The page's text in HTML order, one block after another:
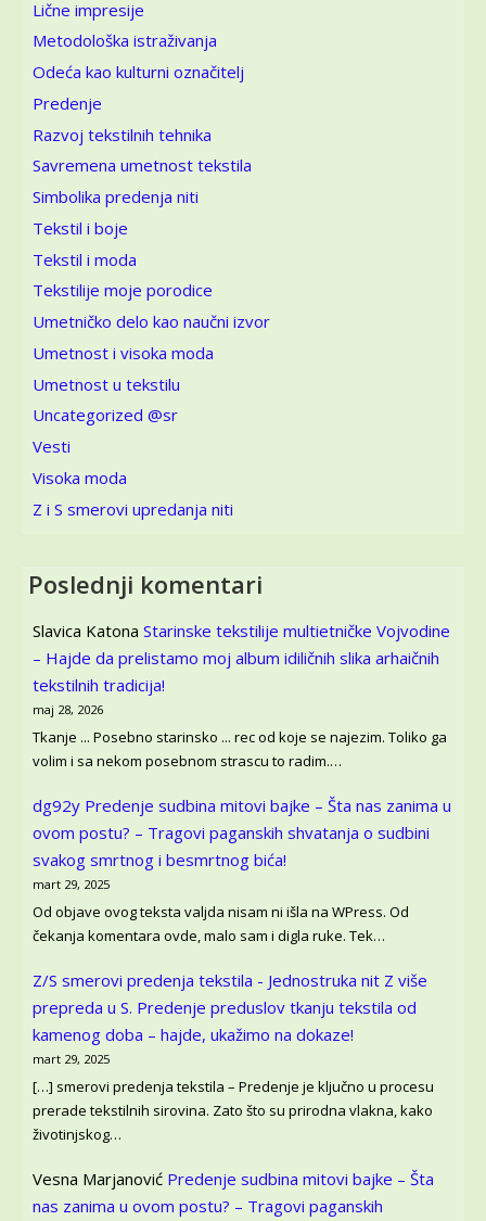
Lične impresije
Metodološka istraživanja
Odeća kao kulturni označitelj
Predenje
Razvoj tekstilnih tehnika
Savremena umetnost tekstila
Simbolika predenja niti
Tekstil i boje
Tekstil i moda
Tekstilije moje porodice
Umetničko delo kao naučni izvor
Umetnost i visoka moda
Umetnost u tekstilu
Uncategorized @sr
Vesti
Visoka moda
Z i S smerovi upredanja niti
Poslednji komentari
Slavica Katona Starinske tekstilije multietničke Vojvodine
– Hajde da prelistamo moj album idiličnih slika arhaičnih
tekstilnih tradicija!
maj 28, 2026
Tkanje ... Posebno starinsko ... rec od koje se najezim. Toliko ga
volim i sa nekom posebnom strascu to radim.…
dg92y Predenje sudbina mitovi bajke – Šta nas zanima u
ovom postu? – Tragovi paganskih shvatanja o sudbini
svakog smrtnog i besmrtnog bića!
mart 29, 2025
Od objave ovog teksta valjda nisam ni išla na WPress. Od
čekanja komentara ovde, malo sam i digla ruke. Tek…
Z/S smerovi predenja tekstila - Jednostruka nit Z više
prepreda u S. Predenje preduslov tkanju tekstila od
kamenog doba – hajde, ukažimo na dokaze!
mart 29, 2025
[…] smerovi predenja tekstila – Predenje je ključno u procesu
prerade tekstilnih sirovina. Zato što su prirodna vlakna, kako
životinjskog…
Vesna Marjanović Predenje sudbina mitovi bajke – Šta
nas zanima u ovom postu? – Tragovi paganskih